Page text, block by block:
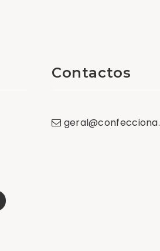
Contactos
geral@confecciona.